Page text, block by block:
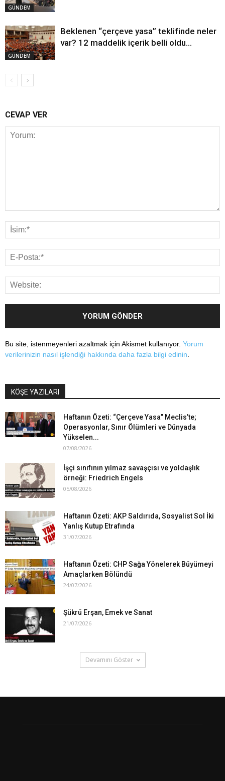
GÜNDEM
GÜNDEM
Beklenen “çerçeve yasa” teklifinde neler
var? 12 maddelik içerik belli oldu…
CEVAP VER
Bu site, istenmeyenleri azaltmak için Akismet kullanıyor. Yorum
verilerinizin nasıl işlendiği hakkında daha fazla bilgi edinin
KÖŞE YAZILARI
Haftanın Özeti: “Çerçeve Yasa” Meclis’te;
Operasyonlar, Sınır Ölümleri ve Dünyada
Yükselen...
07/08/2026
İşçi sınıfının yılmaz savaşçısı ve yoldaşlık
örneği: Friedrich Engels
05/08/2026
Haftanın Özeti: AKP Saldırıda, Sosyalist Sol İki
Yanlış Kutup Etrafında
31/07/2026
Haftanın Özeti: CHP Sağa Yönelerek Büyümeyi
Amaçlarken Bölündü
24/07/2026
Şükrü Erşan, Emek ve Sanat
21/07/2026
Devamını Göster